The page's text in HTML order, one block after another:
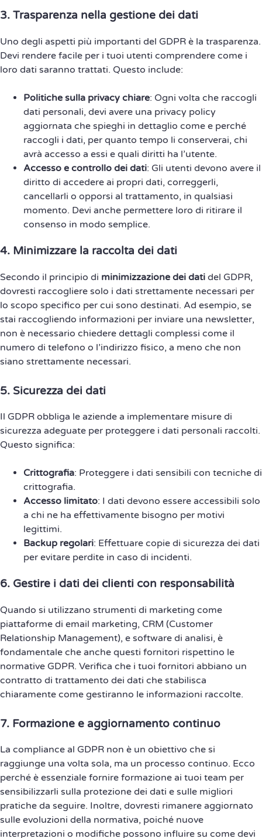
3. Trasparenza nella gestione dei dati
Uno degli aspetti più importanti del GDPR è la trasparenza.
Devi rendere facile per i tuoi utenti comprendere come i
loro dati saranno trattati. Questo include:
Politiche sulla privacy chiare: Ogni volta che raccogli
dati personali, devi avere una privacy policy
aggiornata che spieghi in dettaglio come e perché
raccogli i dati, per quanto tempo li conserverai, chi
avrà accesso a essi e quali diritti ha l’utente.
Accesso e controllo dei dati: Gli utenti devono avere il
diritto di accedere ai propri dati, correggerli,
cancellarli o opporsi al trattamento, in qualsiasi
momento. Devi anche permettere loro di ritirare il
consenso in modo semplice.
4. Minimizzare la raccolta dei dati
Secondo il principio di minimizzazione dei dati del GDPR,
dovresti raccogliere solo i dati strettamente necessari per
lo scopo specifico per cui sono destinati. Ad esempio, se
stai raccogliendo informazioni per inviare una newsletter,
non è necessario chiedere dettagli complessi come il
numero di telefono o l’indirizzo fisico, a meno che non
siano strettamente necessari.
5. Sicurezza dei dati
Il GDPR obbliga le aziende a implementare misure di
sicurezza adeguate per proteggere i dati personali raccolti.
Questo significa:
Crittografia: Proteggere i dati sensibili con tecniche di
crittografia.
Accesso limitato: I dati devono essere accessibili solo
a chi ne ha effettivamente bisogno per motivi
legittimi.
Backup regolari: Effettuare copie di sicurezza dei dati
per evitare perdite in caso di incidenti.
6. Gestire i dati dei clienti con responsabilità
Quando si utilizzano strumenti di marketing come
piattaforme di email marketing, CRM (Customer
Relationship Management), e software di analisi, è
fondamentale che anche questi fornitori rispettino le
normative GDPR. Verifica che i tuoi fornitori abbiano un
contratto di trattamento dei dati che stabilisca
chiaramente come gestiranno le informazioni raccolte.
7. Formazione e aggiornamento continuo
La compliance al GDPR non è un obiettivo che si
raggiunge una volta sola, ma un processo continuo. Ecco
perché è essenziale fornire formazione ai tuoi team per
sensibilizzarli sulla protezione dei dati e sulle migliori
pratiche da seguire. Inoltre, dovresti rimanere aggiornato
sulle evoluzioni della normativa, poiché nuove
interpretazioni o modifiche possono influire su come devi